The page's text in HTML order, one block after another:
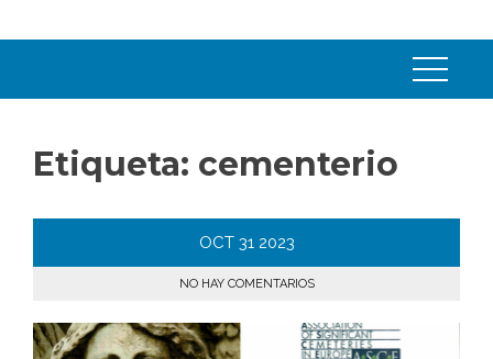
Etiqueta: cementerio
OCT 31 2023
NO HAY COMENTARIOS